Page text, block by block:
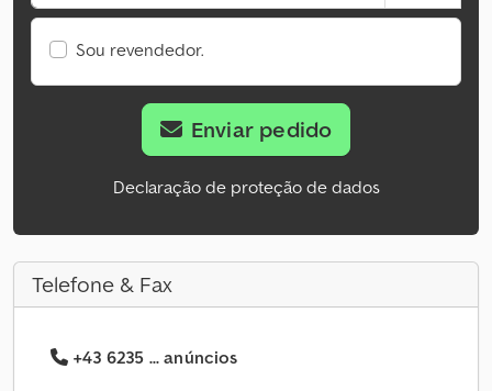
Sou revendedor.
Enviar pedido
Declaração de proteção de dados
Telefone & Fax
+43 6235 ... anúncios